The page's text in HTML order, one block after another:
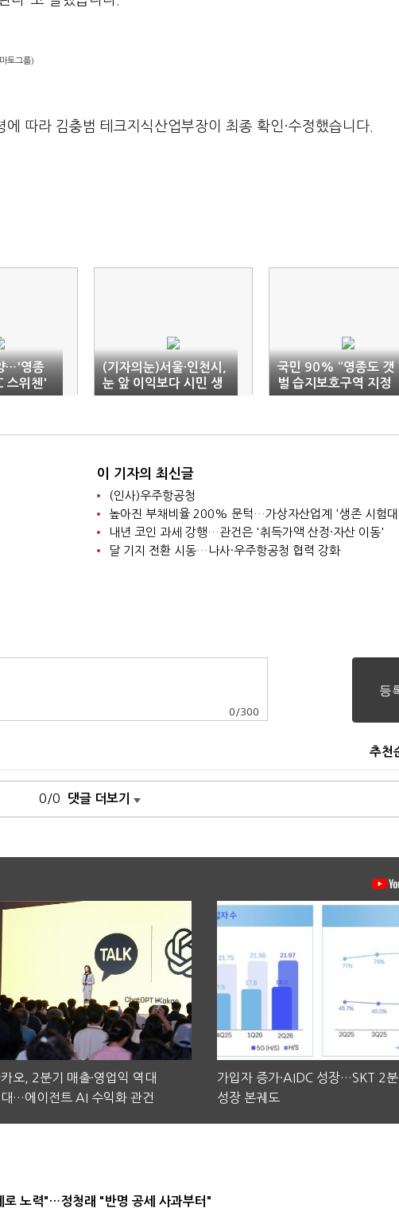
토그룹)
따라 김충범 테크지식산업부장이 최종 확인·수정했습니다.
…'영종
스위첸'
(기자의눈)서울·인천시,
눈 앞 이익보다 시민 생
각해야
국민 90% “영종도 갯
벌 습지보호구역 지정
찬성”
이 기자의 최신글
(인사)우주항공청
높아진 부채비율 200% 문턱…가상자산업계 '생존 시험
내년 코인 과세 강행…관건은 '취득가액 산정·자산 이동'
달 기지 전환 시동…나사·우주항공청 협력 강화
0 /300
추천
0/0 댓글 더보기
오, 2분기 매출·영업익 역대
대…에이전트 AI 수익화 관건
가입자 증가·AIDC 성장…SKT 2
성장 본궤도
로 노력"…정청래 "반명 공세 사과부터"